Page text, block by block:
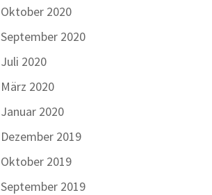
Oktober 2020
September 2020
Juli 2020
März 2020
Januar 2020
Dezember 2019
Oktober 2019
September 2019